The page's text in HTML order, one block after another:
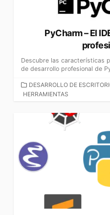
PyCharm – El
Descubre las características
de desarrollo profesional de
CATEGORÍAS
DESARROLLO DE
HERRAMIENTAS